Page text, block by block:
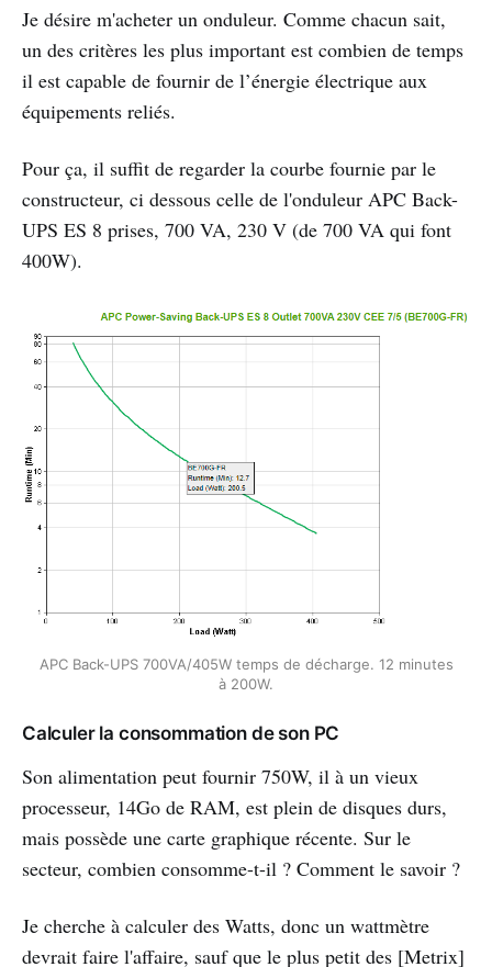
Je désire m'acheter un onduleur. Comme chacun sait,
un des critères les plus important est combien de temps
il est capable de fournir de l’énergie électrique aux
équipements reliés.
Pour ça, il suffit de regarder la courbe fournie par le
constructeur, ci dessous celle de l'onduleur APC Back-
UPS ES 8 prises, 700 VA, 230 V (de 700 VA qui font
400W).
APC Back-UPS 700VA/405W temps de décharge. 12 minutes
à 200W.
Calculer la consommation de son PC
Son alimentation peut fournir 750W, il à un vieux
processeur, 14Go de RAM, est plein de disques durs,
mais possède une carte graphique récente. Sur le
secteur, combien consomme-t-il ? Comment le savoir ?
Je cherche à calculer des Watts, donc un wattmètre
devrait faire l'affaire, sauf que le plus petit des [Metrix]